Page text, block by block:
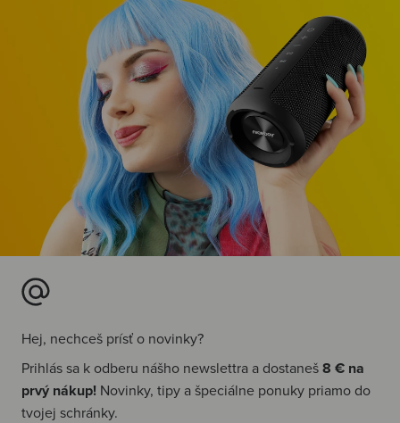
Hej, nechceš prísť o novinky?
Prihlás sa k odberu nášho newslettra a dostaneš8 € na
prvý nákup! Novinky, tipy a špeciálne ponuky priamo do
tvojej schránky.